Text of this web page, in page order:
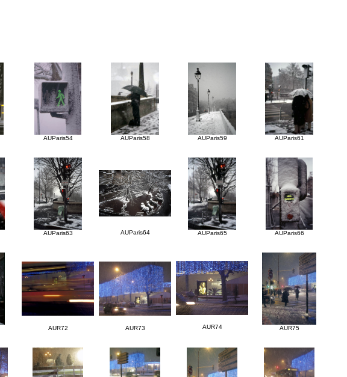
AUParis54 AUParis58 AUParis59 AUParis61
AUParis63 AUParis64 AUParis65 AUParis66
AUR72 AUR73 AUR74 AUR75